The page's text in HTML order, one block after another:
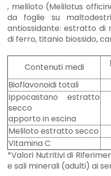
, meliloto (Melilotus
da foglie su
antiossidante: estratto di
di ferro, titanio biossido,
Contenuti medi
Bioflavonoidi totali
Ippocastano estratto
secco
apporto in escina
Meliloto estratto secco
Vitamina C
*Valori Nutritivi di
e sali minerali (adulti) ai